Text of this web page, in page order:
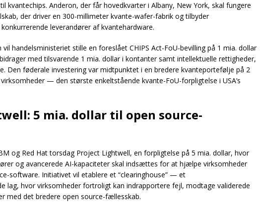
kvantechips. Anderon, der får hovedkvarter i Albany, New York, skal fungere
der driver en 300-millimeter kvante-wafer-fabrik og tilbyder
leverandører af kvantehardware.
handelsministeriet stille en foreslået CHIPS Act-FoU-bevilling på 1 mia. dollar
med tilsvarende 1 mia. dollar i kontanter samt intellektuelle rettigheder,
Den føderale investering var midtpunktet i en bredere kvanteportefølje på 2
— den største enkeltstående kvante-FoU-forpligtelse i USA’s
5 mia. dollar til open source-
og Red Hat torsdag Project Lightwell, en forpligtelse på 5 mia. dollar, hvor
og avancerede AI-kapaciteter skal indsættes for at hjælpe virksomheder
software. Initiativet vil etablere et “clearinghouse” — et
lag, hvor virksomheder fortroligt kan indrapportere fejl, modtage validerede
med det bredere open source-fællesskab.